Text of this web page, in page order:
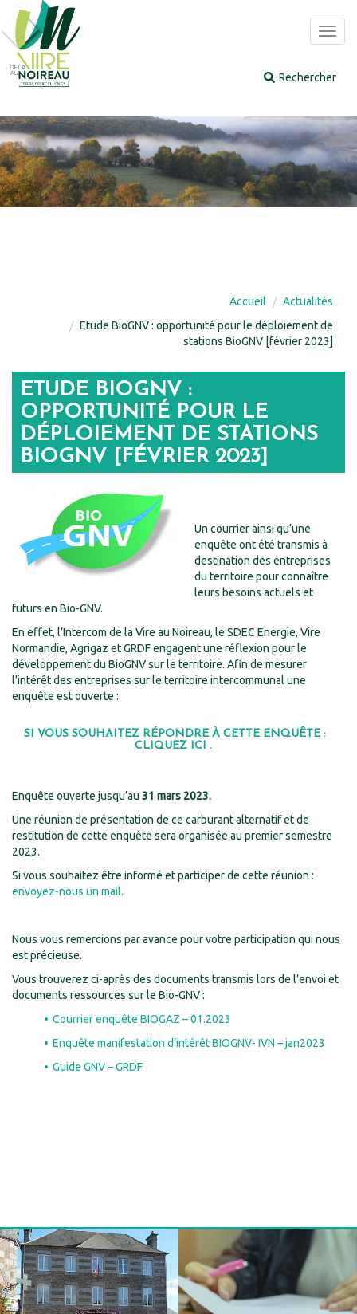
Accueil
Actualités
Etude BioGNV : opportunité pour le déploiement de
stations BioGNV [février 2023]
ETUDE BIOGNV :
OPPORTUNITÉ POUR LE
DÉPLOIEMENT DE STATIONS
BIOGNV [FÉVRIER 2023]
Un courrier ainsi qu’une
enquête ont été transmis à
destination des entreprises
du territoire pour connaître
leurs besoins actuels et
futurs en Bio-GNV.
En effet, l’Intercom de la Vire au Noireau, le SDEC Energie, Vire
Normandie, Agrigaz et GRDF engagent une réflexion pour le
développement du BioGNV sur le territoire. Afin de mesurer
l’intérêt des entreprises sur le territoire intercommunal une
enquête est ouverte :
SI VOUS SOUHAITEZ RÉPONDRE À CETTE ENQUÊTE :
CLIQUEZ ICI .
Enquête ouverte jusqu’au 31 mars 2023.
Une réunion de présentation de ce carburant alternatif et de
restitution de cette enquête sera organisée au premier semestre
2023.
Si vous souhaitez être informé et participer de cette réunion :
envoyez-nous un mail.
Nous vous remercions par avance pour votre participation qui nous
est précieuse.
Vous trouverez ci-après des documents transmis lors de l’envoi et
documents ressources sur le Bio-GNV :
Courrier enquête BIOGAZ – 01.2023
Enquête manifestation d’intérêt BIOGNV- IVN – jan2023
Guide GNV – GRDF
Panneau de gestion des cookies